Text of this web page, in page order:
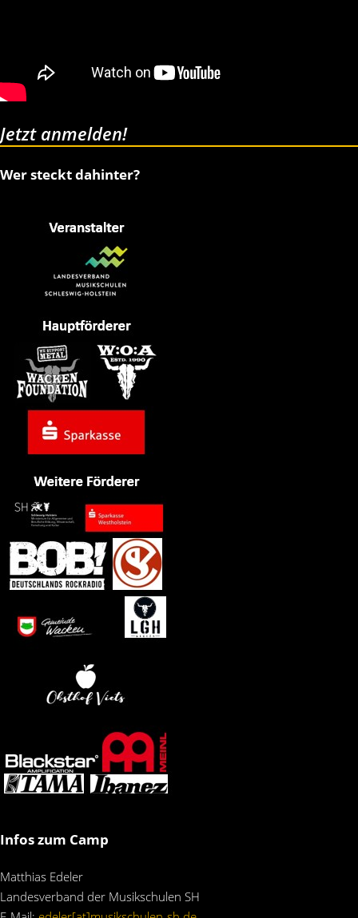
Jetzt anmelden!
Wer steckt dahinter?
Infos zum Camp
Matthias Edeler
Landesverband der Musikschulen SH